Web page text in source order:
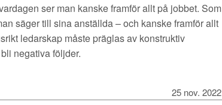
ser man kanske framför allt på jobbet. Som
säger till sina anställda – och kanske framför allt
ledarskap måste präglas av konstruktiv
negativa följder.
25 nov. 2022